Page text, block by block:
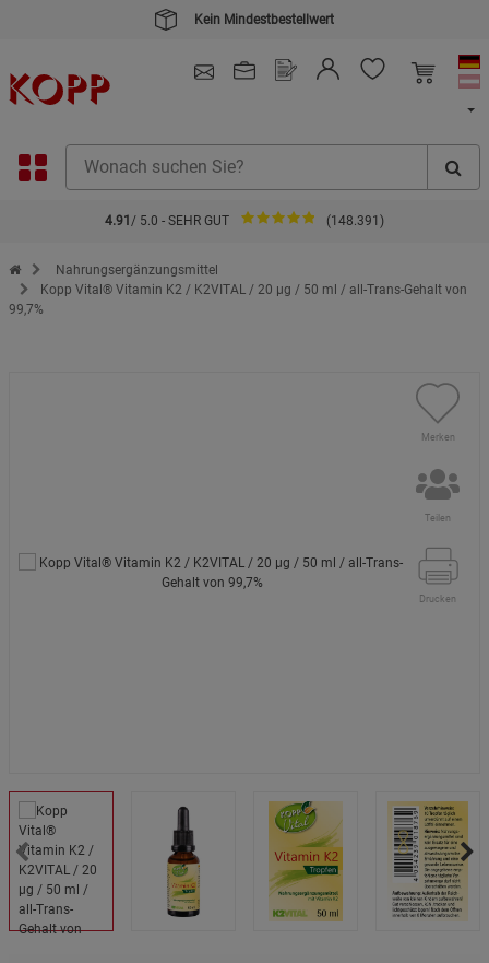
Kein Mindestbestellwert
4.91 / 5.0 - SEHR GUT (148.391)
Zur Startseite des Kopp Verlag Online-Shop
Nahrungsergänzungsmittel
Kopp Vital® Vitamin K2 / K2VITAL / 20 µg / 50 ml / all-Trans-Gehalt von
99,7%
Merken
Teilen
Drucken